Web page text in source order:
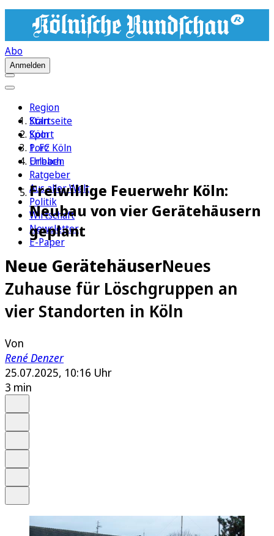
Abo
Anmelden
Region
Köln
Sport
1. FC Köln
Erleben
Ratgeber
Aus aller Welt
Politik
Wirtschaft
Newsletter
E-Paper
Startseite
Köln
Porz
Urbach
Freiwillige Feuerwehr Köln:
Neubau von vier Gerätehäusern
geplant
Neue GerätehäuserNeues
Zuhause für Löschgruppen an
vier Standorten in Köln
Von
René Denzer
25.07.2025, 10:16 Uhr
3 min